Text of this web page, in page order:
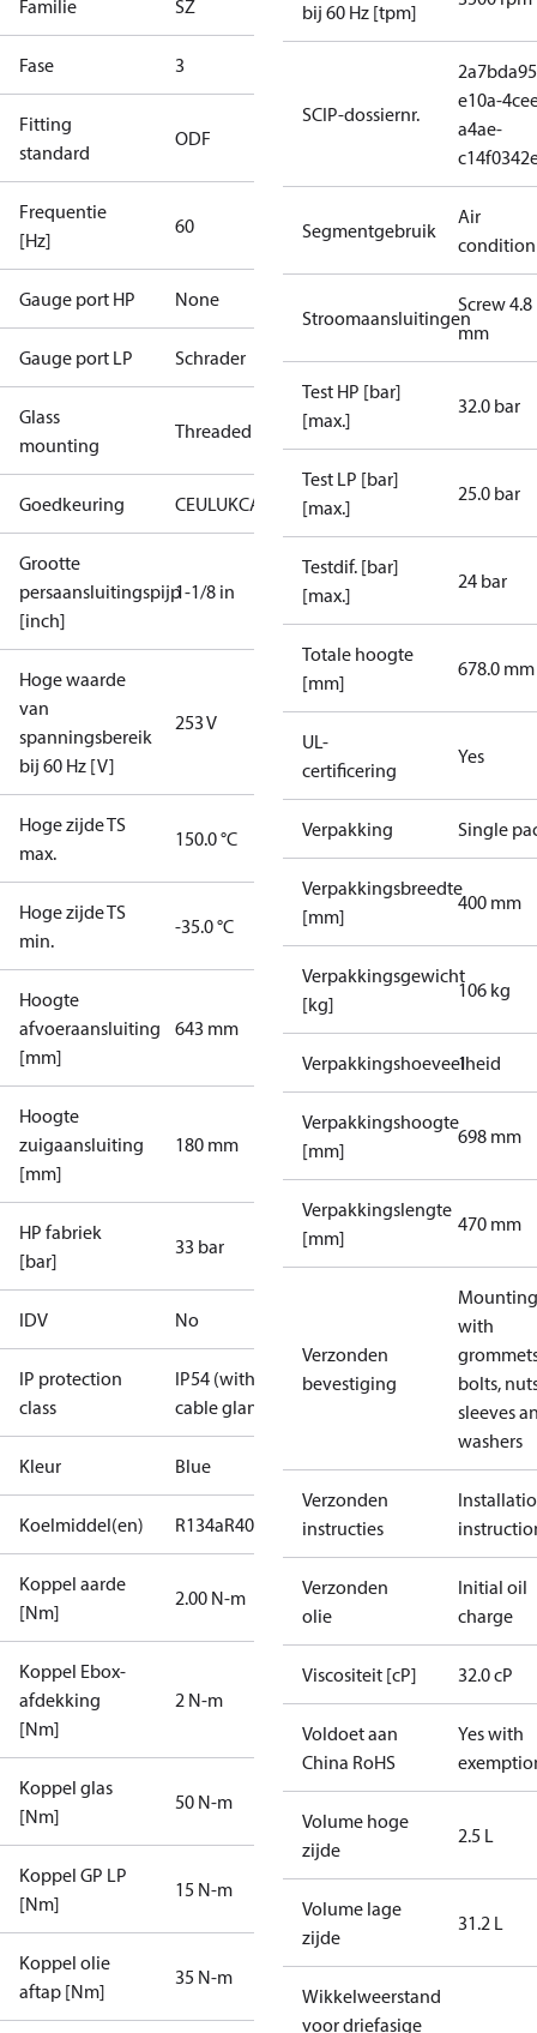
Familie SZ
Fase 3
Fitting
standard
ODF
Frequentie
[Hz]
60
Gauge port HP None
Gauge port LP Schrader
Glass
mounting
Threaded
Goedkeuring CEULUKCA
Grootte
persaansluitingspijp
[inch]
1-1/8 in
Hoge waarde
van
spanningsbereik
bij 60 Hz [V]
253 V
Hoge zijde TS
max.
150.0 °C
Hoge zijde TS
min.
-35.0 °C
Hoogte
afvoeraansluiting
[mm]
643 mm
Hoogte
zuigaansluiting
[mm]
180 mm
HP fabriek
[bar]
33 bar
IDV No
IP protection
class
IP54 (with
cable gland)
Kleur Blue
Koelmiddel(en) R134aR404A R407C
Koppel aarde
[Nm]
2.00 N-m
Koppel Ebox-
afdekking
[Nm]
2 N-m
Koppel glas
[Nm]
50 N-m
Koppel GP LP
[Nm]
15 N-m
Koppel olie
aftap [Nm]
35 N-m
bij 60 Hz [tpm]
SCIP-dossiernr.
e10a-
a4ae-
Segmentgebruik
Air
Stroomaansluitingen
Screw 4.8
mm
Test HP [bar]
[max.]
32.0 bar
Test LP [bar]
[max.]
25.0 bar
Testdif. [bar]
[max.]
24 bar
Totale hoogte
[mm]
678.0 mm
UL-
certificering
Yes
Verpakking Single
Verpakkingsbreedte
[mm]
400 mm
Verpakkingsgewicht
[kg]
106 kg
Verpakkingshoeveelheid
1
Verpakkingshoogte
[mm]
698 mm
Verpakkingslengte
[mm]
470 mm
Verzonden
bevestiging
with
bolts,
sleeves
washers
Verzonden
instructies
Verzonden
olie
Initial oil
charge
Viscositeit [cP] 32.0 cP
Voldoet aan
China RoHS
Yes with
Volume hoge
zijde
2.5 L
Volume lage
zijde
31.2 L
Wikkelweerstand
voor driefasige